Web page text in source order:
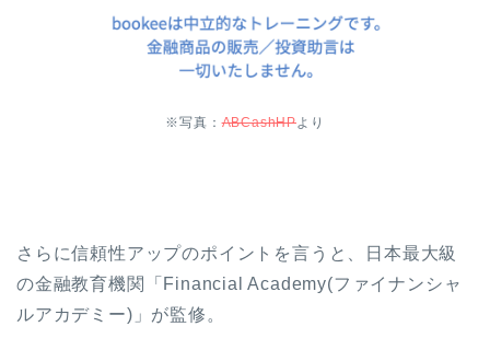
※写真：ABCashHPより
さらに信頼性アップのポイントを言うと、日本最大級
の金融教育機関「Financial Academy(ファイナンシャ
ルアカデミー)」が監修。